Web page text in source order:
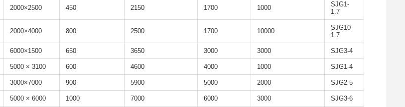
SJG1-
1.7
1000
1700
2150
450
2500×2000
SJG10-
1.7
10000
1700
2500
800
4000×2000
SJG3-4
3000
3000
3650
650
1500×6000
SJG1-4
1000
4000
4600
600
3100 × 5000
SJG2-5
2000
5000
5900
900
7000×3000
SJG3-6
3000
6000
7000
1000
6000 × 5000